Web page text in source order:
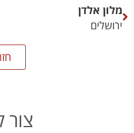
מלון אלדן
ירושלים